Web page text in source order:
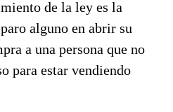
de la ley es la
alguno en abrir su
a una persona que no
para estar vendiendo